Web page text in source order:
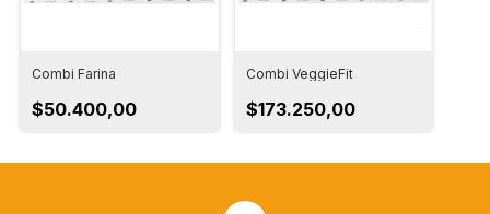
Combi Farina
$50.400,00
Combi VeggieFit
$173.250,00